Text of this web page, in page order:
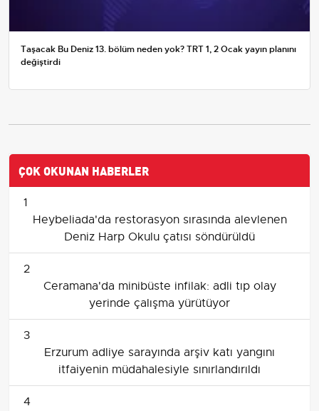
Taşacak Bu Deniz 13. bölüm neden yok? TRT 1, 2 Ocak yayın planını
değiştirdi
ÇOK OKUNAN HABERLER
1
Heybeliada'da restorasyon sırasında alevlenen
Deniz Harp Okulu çatısı söndürüldü
2
Ceramana'da minibüste infilak: adli tıp olay
yerinde çalışma yürütüyor
3
Erzurum adliye sarayında arşiv katı yangını
itfaiyenin müdahalesiyle sınırlandırıldı
4